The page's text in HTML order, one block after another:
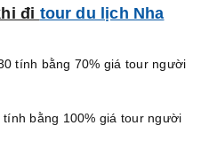
đi tour du lịch Nha
tính bằng 70% giá tour người
bằng 100% giá tour người